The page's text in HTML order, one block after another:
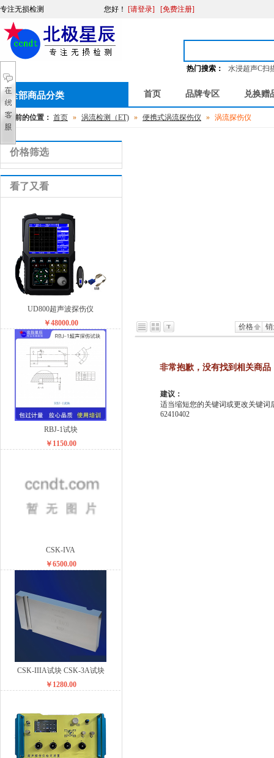
专注无损检测 您好 ！ [请登录] [免费注册]
热门搜索： 水浸超声C扫
全部商品分类 首页 品牌专区 兑换赠
您当前的位置： 首页 » 涡流检测（ET) » 便携式涡流探伤仪 » 涡流探伤仪
价格
非常抱歉，没有找到相关商品
建议：
适当缩短您的关键词或更改关键词
62410402
价格筛选
看了又看
UD800超声波探伤仪
￥48000.00
RBJ-1试块
￥1150.00
CSK-IVA
￥6500.00
CSK-IIIA试块 CSK-3A试块
￥1280.00